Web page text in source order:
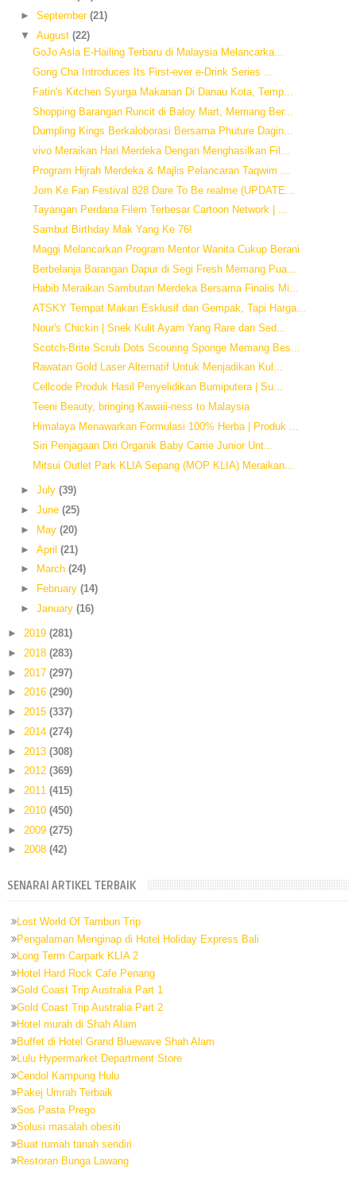
► September (21)
▼ August (22)
GoJo Asia E-Hailing Terbaru di Malaysia Melancarka...
Gong Cha Introduces Its First-ever e-Drink Series ...
Fatin's Kitchen Syurga Makanan Di Danau Kota, Temp...
Shopping Barangan Runcit di Baloy Mart, Memang Ber...
Dumpling Kings Berkaloborasi Bersama Phuture Dagin...
vivo Meraikan Hari Merdeka Dengan Menghasilkan Fil...
Program Hijrah Merdeka & Majlis Pelancaran Taqwim ...
Jom Ke Fan Festival 828 Dare To Be realme (UPDATE...
Tayangan Perdana Filem Terbesar Cartoon Network | ...
Sambut Birthday Mak Yang Ke 76!
Maggi Melancarkan Program Mentor Wanita Cukup Berani
Berbelanja Barangan Dapur di Segi Fresh Memang Pua...
Habib Meraikan Sambutan Merdeka Bersama Finalis Mi...
ATSKY Tempat Makan Esklusif dan Gempak, Tapi Harga...
Nour's Chickin | Snek Kulit Ayam Yang Rare dan Sed...
Scotch-Brite Scrub Dots Scouring Sponge Memang Bes...
Rawatan Gold Laser Alternatif Untuk Menjadikan Kul...
Cellcode Produk Hasil Penyelidikan Bumiputera | Su...
Teeni Beauty, bringing Kawaii-ness to Malaysia
Himalaya Menawarkan Formulasi 100% Herba | Produk ...
Siri Penjagaan Diri Organik Baby Carrie Junior Unt...
Mitsui Outlet Park KLIA Sepang (MOP KLIA) Meraikan...
► July (39)
► June (25)
►
May (20)
► April (21)
►
March (24)
►
February (14)
► January (16)
► 2019 (281)
► 2018 (283)
► 2017 (297)
► 2016 (290)
► 2015 (337)
► 2014 (274)
► 2013 (308)
► 2012 (369)
► 2011 (415)
► 2010 (450)
► 2009 (275)
► 2008 (42)
SENARAI ARTIKEL TERBAIK
Lost World Of Tambun Trip
Pengalaman Menginap di Hotel Holiday Express Bali
Long Term Carpark KLIA 2
Hotel Hard Rock Cafe Penang
Gold Coast Trip Australia Part 1
Gold Coast Trip Australia Part 2
Hotel murah di Shah Alam
Buffet di Hotel Grand Bluewave Shah Alam
Lulu Hypermarket Department Store
Cendol Kampung Hulu
Pakej Umrah Terbaik
Sos Pasta Prego
Solusi masalah obesiti
Buat rumah tanah sendiri
Restoran Bunga Lawang